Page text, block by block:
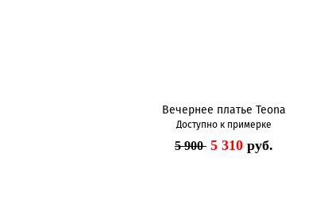
Вечернее платье Teona
Доступно к примерке
5 900 5 310 руб.